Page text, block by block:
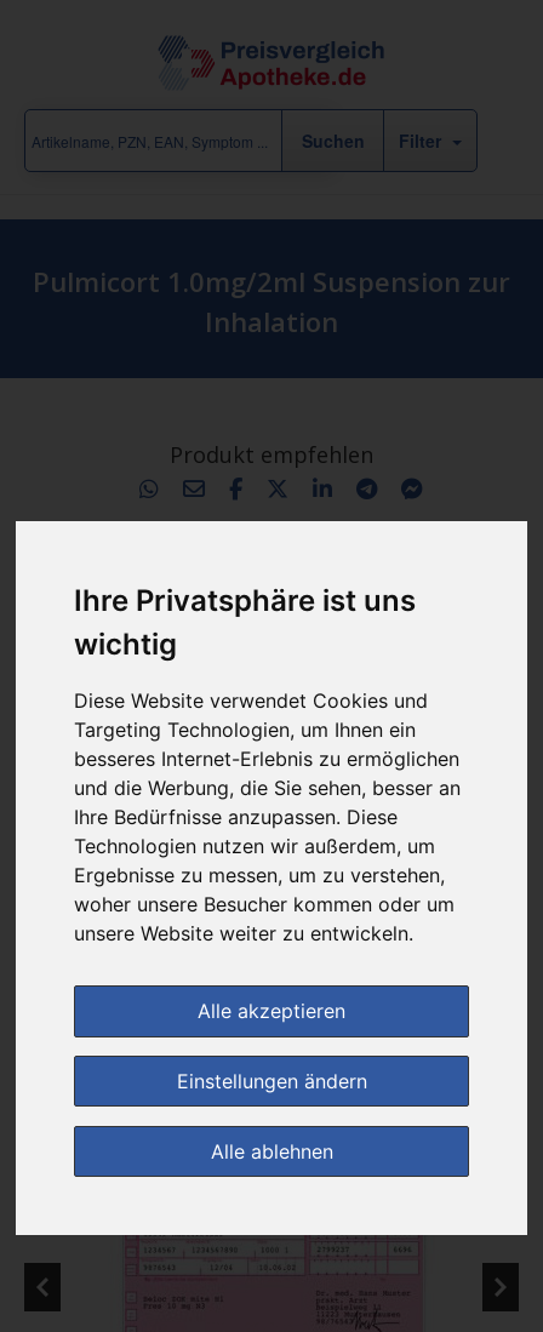
Ihre Privatsphäre ist uns
wichtig
Diese Website verwendet Cookies und
Targeting Technologien, um Ihnen ein
besseres Internet-Erlebnis zu ermöglichen
und die Werbung, die Sie sehen, besser an
Ihre Bedürfnisse anzupassen. Diese
Technologien nutzen wir außerdem, um
Ergebnisse zu messen, um zu verstehen,
woher unsere Besucher kommen oder um
unsere Website weiter zu entwickeln.
Alle akzeptieren
Einstellungen ändern
Alle ablehnen
Filter
Pulmicort 1.0mg/2ml Suspension zur
Inhalation
Produkt empfehlen
53,98 €
Rathaus Apotheke
versandkostenfrei
& inkl. MwSt.
Preis pro 1 ML / 1,35 €
Daten vom 28.10.2025 09:18 Uhr
im Shop bestellen
zur Einkaufsliste